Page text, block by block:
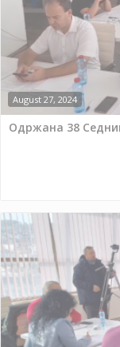
August 27, 2024
Одржана 38